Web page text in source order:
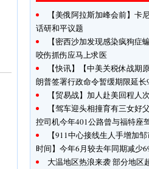
【美俄阿拉斯加峰会前】卡
话研和平议题
【密西沙加发现感染疯狗症
咬伤抓伤应马上求医
【快讯】【中美关税休战期
朗普签署行政命令暂缓期限延长
【贸易战】加人赴美回程人
【驾车迎头相撞育有三女好
控司机今年401公路曾与福特座
【911中心接线生人手增加
时间】今年6月较去年同期减少
大温地区热浪来袭 部分地区